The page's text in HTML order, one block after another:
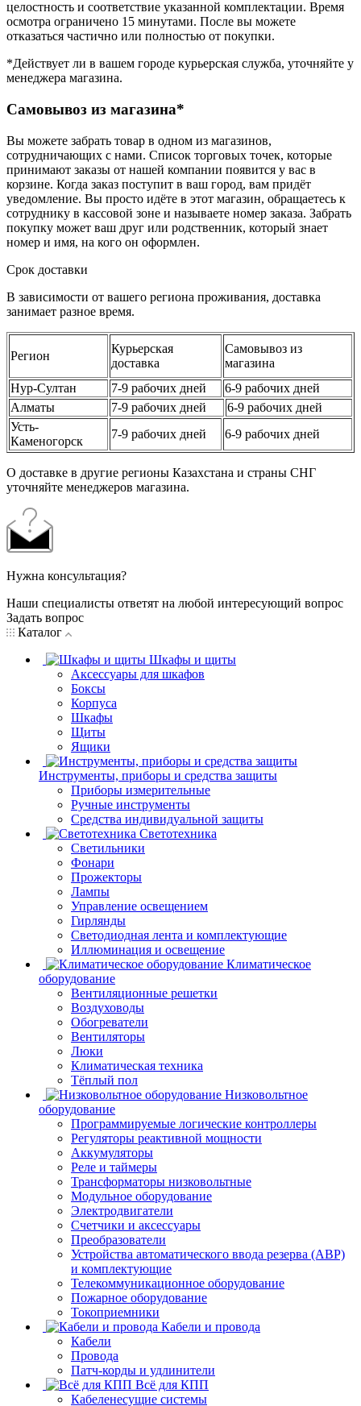
целостность и соответствие указанной комплектации. Время
осмотра ограничено 15 минутами. После вы можете
отказаться частично или полностью от покупки.
*Действует ли в вашем городе курьерская служба, уточняйте у
менеджера магазина.
Самовывоз из магазина*
Вы можете забрать товар в одном из магазинов,
сотрудничающих с нами. Список торговых точек, которые
принимают заказы от нашей компании появится у вас в
корзине. Когда заказ поступит в ваш город, вам придёт
уведомление. Вы просто идёте в этот магазин, обращаетесь к
сотруднику в кассовой зоне и называете номер заказа. Забрать
покупку может ваш друг или родственник, который знает
номер и имя, на кого он оформлен.
Срок доставки
В зависимости от вашего региона проживания, доставка
занимает разное время.
Регион
Курьерская
доставка
Самовывоз из
магазина
Нур-Султан
7-9 рабочих дней
6-9 рабочих дней
Алматы
7-9 рабочих дней
6-9 рабочих дней
Усть-
Каменогорск
7-9 рабочих дней 6-9 рабочих дней
О доставке в другие регионы Казахстана и страны СНГ
уточняйте менеджеров магазина.
Нужна консультация?
Наши специалисты ответят на любой интересующий вопрос
Задать вопрос
Каталог
Шкафы и щиты
Аксессуары для шкафов
Боксы
Корпуса
Шкафы
Щиты
Ящики
Инструменты, приборы и средства защиты
Приборы измерительные
Ручные инструменты
Средства индивидуальной защиты
Светотехника
Светильники
Фонари
Прожекторы
Лампы
Управление освещением
Гирлянды
Светодиодная лента и комплектующие
Иллюминация и освещение
Климатическое
оборудование
Вентиляционные решетки
Воздуховоды
Обогреватели
Вентиляторы
Люки
Климатическая техника
Тёплый пол
Низковольтное
оборудование
Программируемые логические контроллеры
Регуляторы реактивной мощности
Аккумуляторы
Реле и таймеры
Трансформаторы низковольтные
Модульное оборудование
Электродвигатели
Счетчики и аксессуары
Преобразователи
Устройства автоматического ввода резерва (АВР)
и комплектующие
Телекоммуникационное оборудование
Пожарное оборудование
Токоприемники
Кабели и провода
Кабели
Провода
Патч-корды и удлинители
Всё для КПП
Кабеленесущие системы